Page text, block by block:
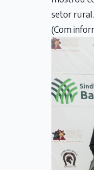
setor rural.
(Com